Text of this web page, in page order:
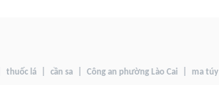
thuốc lá cần sa Công an phường Lào Cai ma túy